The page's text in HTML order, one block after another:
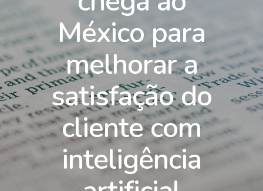
México para
melhorar a
satisfação do
cliente com
inteligência